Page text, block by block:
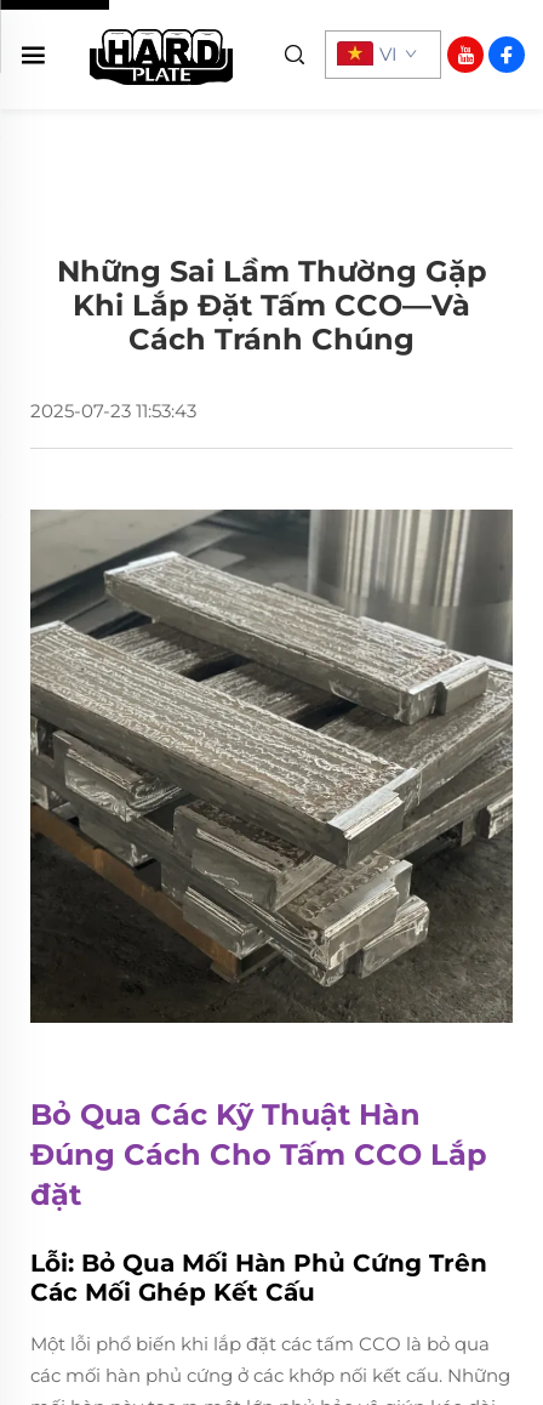
VI
Những Sai Lầm Thường Gặp
Khi Lắp Đặt Tấm CCO—Và
Cách Tránh Chúng
2025-07-23 11:53:43
Bỏ Qua Các Kỹ Thuật Hàn
Đúng Cách Cho Tấm CCO Lắp
đặt
Lỗi: Bỏ Qua Mối Hàn Phủ Cứng Trên
Các Mối Ghép Kết Cấu
Một lỗi phổ biến khi lắp đặt các tấm CCO là bỏ qua
các mối hàn phủ cứng ở các khớp nối kết cấu. Những